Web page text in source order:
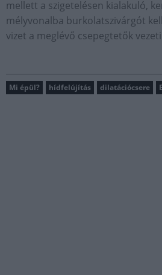
mellett a szigetelésen kialakuló,
mélyvonalba burkolatszivárgót
vizet a meglévő csepegtetők
Mi épül? hídfelújítás dilatációcsere